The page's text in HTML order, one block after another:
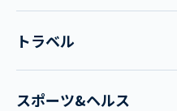
トラベル
スポーツ&ヘルス